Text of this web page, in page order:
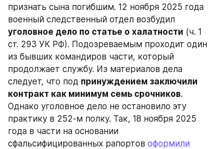
признать сына погибшим. 12 ноября 2025 года
уголовное дело по статье о халатности (ч. 1
ст. 293 УК РФ). Подозреваемым проходит один
из бывших командиров части, который
продолжает службу. Из материалов дела
следует, что под принуждением заключили
контракт как минимум семь срочников.
Однако уголовное дело не остановило эту
практику в 252-м полку. Так, 18 ноября 2025
года в части на основании
сфальсифицированных рапортов оформили